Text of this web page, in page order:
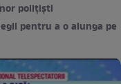
polițiști
pentru a o alunga pe